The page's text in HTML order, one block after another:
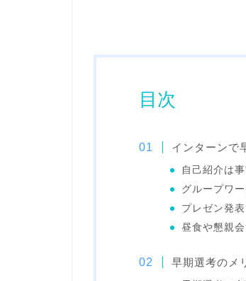
目次
インターンで
自己紹介は
グループワ
プレゼン発
昼食や懇親
早期選考のメ